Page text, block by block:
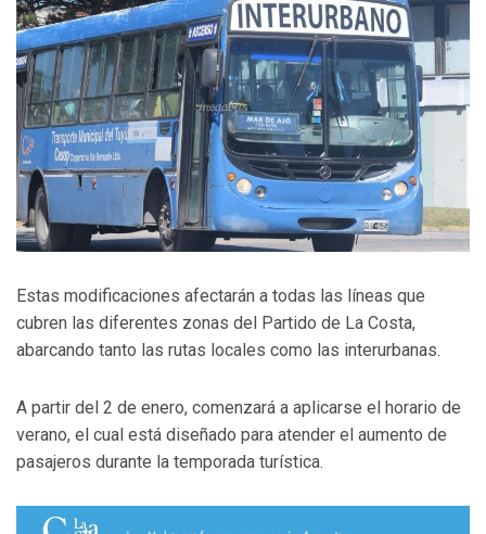
Estas modificaciones afectarán a todas las líneas que
cubren las diferentes zonas del Partido de La Costa,
abarcando tanto las rutas locales como las interurbanas.
A partir del 2 de enero, comenzará a aplicarse el horario de
verano, el cual está diseñado para atender el aumento de
pasajeros durante la temporada turística.